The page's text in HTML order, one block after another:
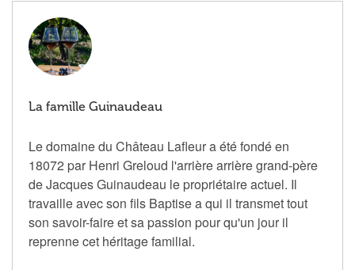
La famille Guinaudeau
Le domaine du Château Lafleur a été fondé en
18072 par Henri Greloud l'arrière arrière grand-père
de Jacques Guinaudeau le propriétaire actuel. Il
travaille avec son fils Baptise a qui il transmet tout
son savoir-faire et sa passion pour qu'un jour il
reprenne cet héritage familial.